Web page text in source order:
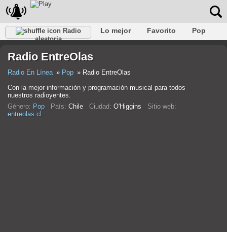
Radio
aleatoria
Lo mejor Favorito
Pop
Rap
Trans Falk
Radio EntreOlas
Radio En Línea Pop
Radio EntreOlas
Con la mejor información y programación musical para todos
nuestros radioyentes.
Género: Pop País: Chile Ciudad: O'Higgins Sitio web:
entreolas.cl